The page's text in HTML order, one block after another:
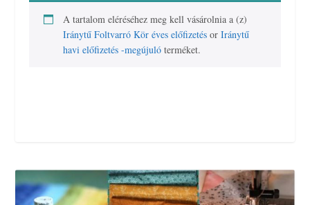
A tartalom eléréséhez meg kell vásárolnia a (z)
Iránytű Foltvarró Kör éves előfizetés orIránytű
havi előfizetés -megújuló terméket.